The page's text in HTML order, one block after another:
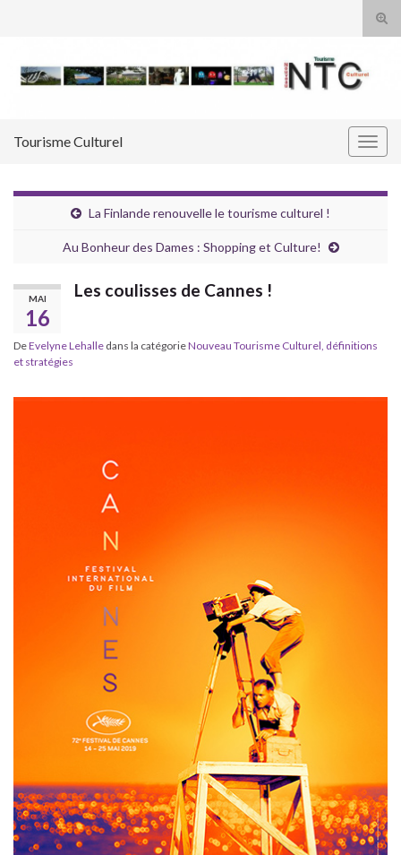
Tourisme Culturel
La Finlande renouvelle le tourisme culturel !
Au Bonheur des Dames : Shopping et Culture!
MAI
16
Les coulisses de Cannes !
DeEvelyne Lehalle dans la catégorieNouveau Tourisme Culturel, définitions
et stratégies